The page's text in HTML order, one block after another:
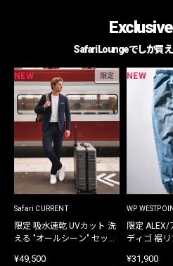
Safari Loungeでしか買
NEW 限定
Safari CURRENT
限定 吸水速乾 UVカット 洗
える "オールシーン" セット
¥49,500
NEW
WP
限定 ALEX/
ディゴ 裾リ
¥31,900